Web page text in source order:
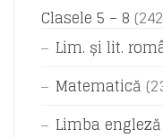
Clasele 5 – 8
Lim. și lit.
Matematică
Limba engleză